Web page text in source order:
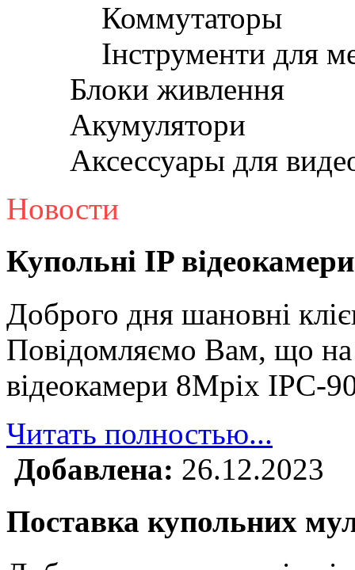
Коммутаторы
Інструменти для
Блоки живлення
Акумулятори
Аксессуары для
Новости
Купольні IP
Доброго дня шановні
Повідомляємо Вам, що на
відеокамери 8Mpix IPC-
Читать полностью...
Добавлена: 26.12.2023
Поставка купольних